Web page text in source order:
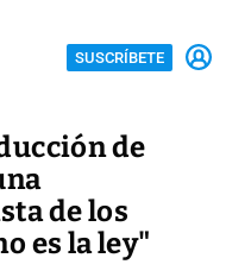
SUSCRÍBETE
de
de los
es la ley"